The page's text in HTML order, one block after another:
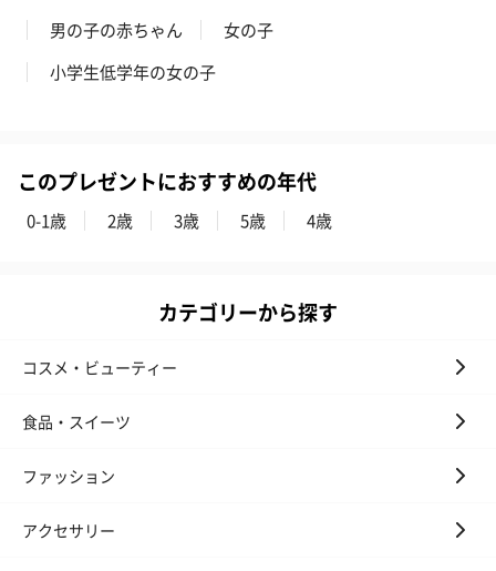
花束ハンドタオル（ピ
ンク）（1,760円）
花束ハンドタオル（ブ
ルー）（1,760円）
男の子の赤ちゃん
女の子
小学生低学年の女の子
このプレゼントにおすすめの年代
0-1歳 2歳 3歳 5歳 4歳
カテゴリーから探す
コスメ・ビューティー
食品・スイーツ
ファッション
アクセサリー